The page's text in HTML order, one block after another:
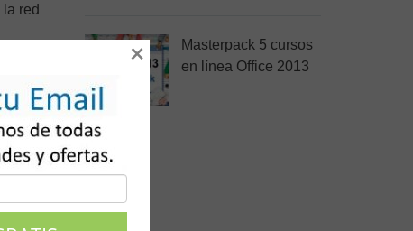
red
del
de
Masterpack 5 cursos
en línea Office 2013
×